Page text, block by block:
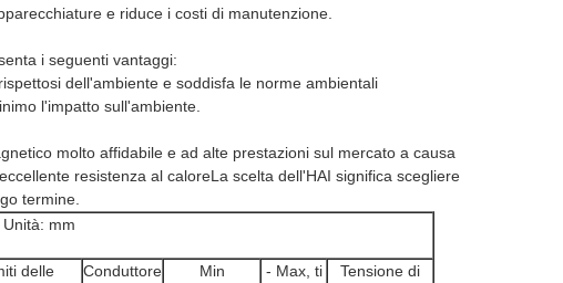
e riduce i costi di manutenzione.
i seguenti vantaggi:
dell'ambiente e soddisfa le norme ambientali
l'impatto sull'ambiente.
molto affidabile e ad alte prestazioni sul mercato a causa
resistenza al caloreLa scelta dell'HAI significa scegliere
termine.
mm
delle
Conduttore
Min
- Max, ti
Tensione di